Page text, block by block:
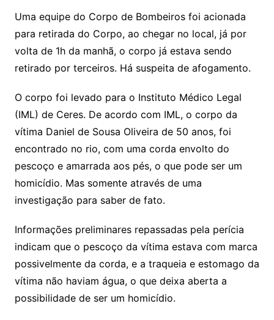
Uma equipe do Corpo de Bombeiros foi acionada
para retirada do Corpo, ao chegar no local, já por
volta de 1h da manhã, o corpo já estava sendo
retirado por terceiros. Há suspeita de afogamento.
O corpo foi levado para o Instituto Médico Legal
(IML) de Ceres. De acordo com IML, o corpo da
vítima Daniel de Sousa Oliveira de 50 anos, foi
encontrado no rio, com uma corda envolto do
pescoço e amarrada aos pés, o que pode ser um
homicídio. Mas somente através de uma
investigação para saber de fato.
Informações preliminares repassadas pela perícia
indicam que o pescoço da vítima estava com marca
possivelmente da corda, e a traqueia e estomago da
vítima não haviam água, o que deixa aberta a
possibilidade de ser um homicídio.